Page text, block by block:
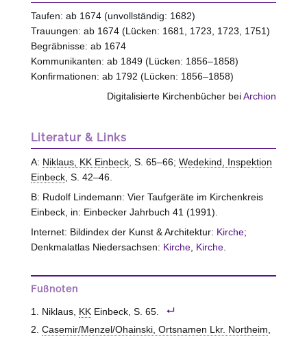
Taufen: ab 1674 (unvollständig: 1682)
Trauungen: ab 1674 (Lücken: 1681, 1723, 1723, 1751)
Begräbnisse: ab 1674
Kommunikanten: ab 1849 (Lücken: 1856–1858)
Konfirmationen: ab 1792 (Lücken: 1856–1858)
Digitalisierte Kirchenbücher beiArchion
Literatur & Links
A: Niklaus, KK Einbeck, S. 65–66; Wedekind, Inspektion
Einbeck, S. 42–46.
B: Rudolf Lindemann: Vier Taufgeräte im Kirchenkreis
Einbeck, in: Einbecker Jahrbuch 41 (1991).
Internet: Bildindex der Kunst & Architektur: Kirche;
Denkmalatlas Niedersachsen: Kirche, Kirche.
Fußnoten
Niklaus, KK Einbeck, S. 65.
Casemir/Menzel/Ohainski, Ortsnamen Lkr. Northeim